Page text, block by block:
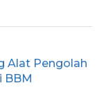
Alat Pengolah
BBM